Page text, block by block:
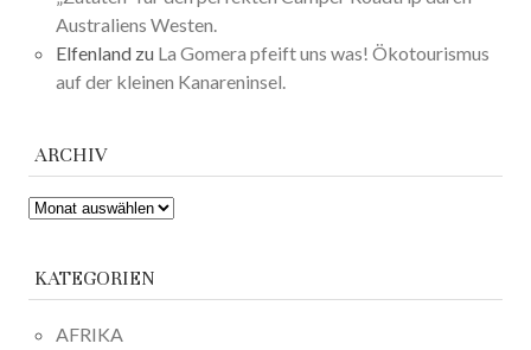
Australiens Westen.
Elfenland zu La Gomera pfeift uns was! Ökotourismus
auf der kleinen Kanareninsel.
ARCHIV
ARCHIV
KATEGORIEN
AFRIKA